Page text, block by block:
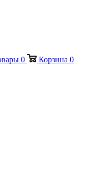
0 Корзина 0